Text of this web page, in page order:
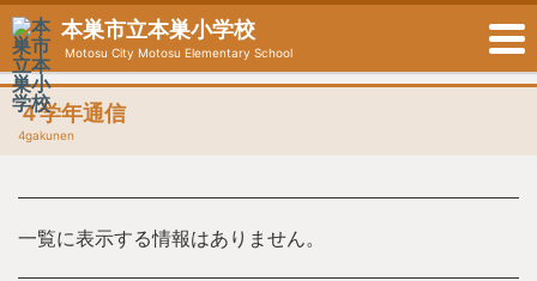
本巣市立本巣小学校
Motosu City Motosu Elementary School
４学年通信
4gakunen
一覧に表示する情報はありません。